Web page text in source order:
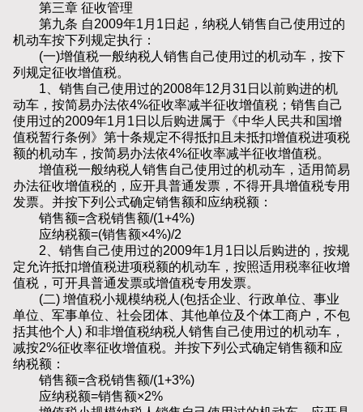
第三章 征收管理
第九条 自2009年1月1日起，纳税人销售自己使用过的
机动车按下列规定执行：
(一)增值税一般纳税人销售自己使用过的机动车，按下
列规定征收增值税。
1、销售自己使用过的2008年12月31日以前购进的机
动车，按简易办法依4%征收率减半征收增值税；销售自己
使用过的2009年1月1日以后购进属于《中华人民共和国增
值税暂行条例》第十条规定不得抵扣且未抵扣增值税进项税
额的机动车，按简易办法依4%征收率减半征收增值税。
增值税一般纳税人销售自己使用过的机动车，适用简易
办法征收增值税的，应开具普通发票，不得开具增值税专用
发票。并按下列公式确定销售额和应纳税额：
销售额=含税销售额/(1+4%)
应纳税额=(销售额×4%)/2
2、销售自己使用过的2009年1月1日以后购进的，按规
定允许抵扣增值税进项税额的机动车，按照适用税率征收增
值税，可开具普通发票或增值税专用发票。
(二) 增值税小规模纳税人(包括企业、行政单位、事业
单位、军事单位、社会团体、其他单位及个体工商户，不包
括其他个人) 和非增值税纳税人销售自己使用过的机动车，
减按2%征收率征收增值税。并按下列公式确定销售额和应
纳税额：
销售额=含税销售额/(1+3%)
应纳税额=销售额×2%